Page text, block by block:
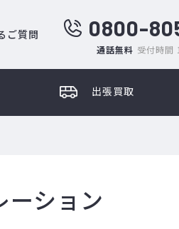
ご質問 0800-
通話無料 受付時間
出張買取
ション